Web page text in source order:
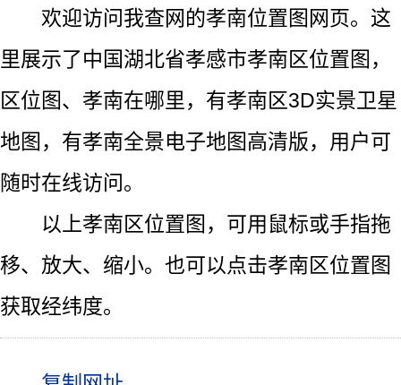
欢迎访问我查网的孝南位置图网页。这
里展示了中国湖北省孝感市孝南区位置图，
区位图、孝南在哪里，有孝南区3D实景卫星
地图，有孝南全景电子地图高清版，用户可
随时在线访问。
以上孝南区位置图，可用鼠标或手指拖
移、放大、缩小。也可以点击孝南区位置图
获取经纬度。